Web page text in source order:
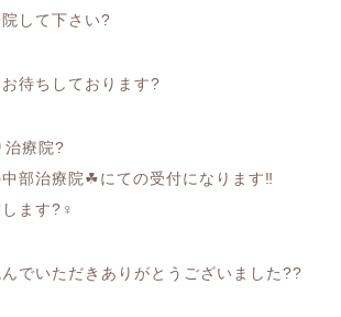
して下さい?
待ちしております?
治療院?
部治療院☘にての受付になります‼️
ます?‍♀️
でいただきありがとうございました??